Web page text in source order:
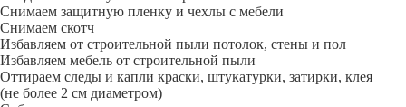
Снимаем защитную пленку и чехлы с мебели
Снимаем скотч
Избавляем от строительной пыли потолок, стены и пол
Избавляем мебель от строительной пыли
Оттираем следы и капли краски, штукатурки, затирки, клея
(не более 2 см диаметром)